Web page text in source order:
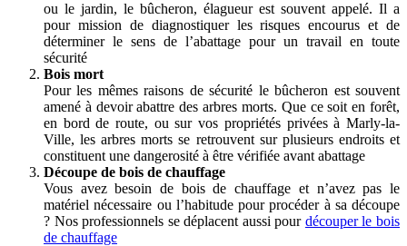
ou le jardin, le bûcheron, élagueur est souvent appelé. Il a
pour mission de diagnostiquer les risques encourus et de
déterminer le sens de l’abattage pour un travail en toute
sécurité
Bois mort
Pour les mêmes raisons de sécurité le bûcheron est souvent
amené à devoir abattre des arbres morts. Que ce soit en forêt,
en bord de route, ou sur vos propriétés privées à Marly-la-
Ville, les arbres morts se retrouvent sur plusieurs endroits et
constituent une dangerosité à être vérifiée avant abattage
Découpe de bois de chauffage
Vous avez besoin de bois de chauffage et n’avez pas le
matériel nécessaire ou l’habitude pour procéder à sa découpe
? Nos professionnels se déplacent aussi pour découper le bois
de chauffage